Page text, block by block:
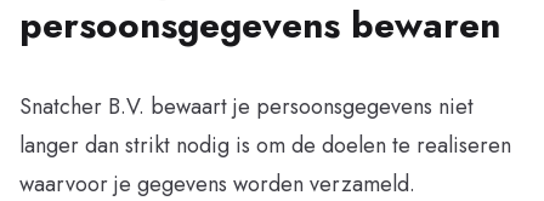
persoonsgegevens bewaren
Snatcher B.V. bewaart je persoonsgegevens niet
langer dan strikt nodig is om de doelen te realiseren
waarvoor je gegevens worden verzameld.